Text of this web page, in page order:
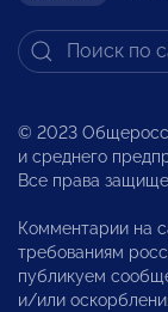
© 2023
и среднего
Все права
Комментарии на
требованиям
публикуем
и/или